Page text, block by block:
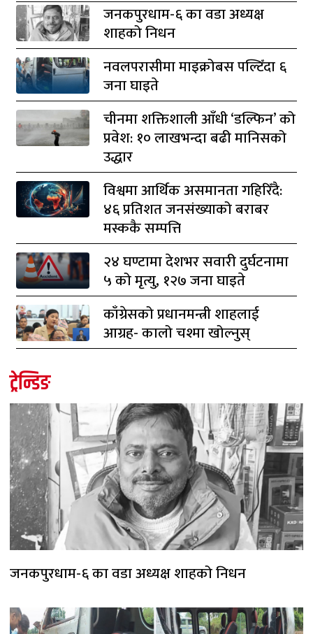
जनकपुरधाम-६ का वडा अध्यक्ष
शाहको निधन
नवलपरासीमा माइक्रोबस पल्टिँदा ६
जना घाइते
चीनमा शक्तिशाली आँधी ‘डल्फिन’ को
प्रवेश: १० लाखभन्दा बढी मानिसको
उद्धार
विश्वमा आर्थिक असमानता गहिरिँदै:
४६ प्रतिशत जनसंख्याको बराबर
मस्ककै सम्पत्ति
२४ घण्टामा देशभर सवारी दुर्घटनामा
५ को मृत्यु, १२७ जना घाइते
काँग्रेसको प्रधानमन्त्री शाहलाई
आग्रह- कालो चश्मा खोल्नुस्
ट्रेन्डिङ
जनकपुरधाम-६ का वडा अध्यक्ष शाहको निधन